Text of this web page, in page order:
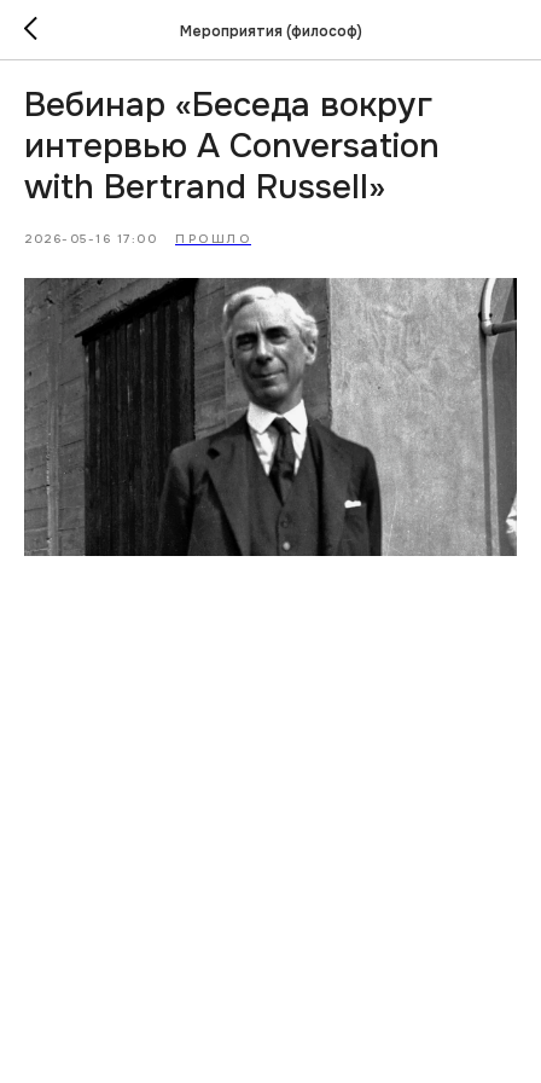
Мероприятия (философ)
Вебинар «Беседа вокруг
интервью A Conversation
with Bertrand Russell»
2026-05-16 17:00 ПРОШЛО